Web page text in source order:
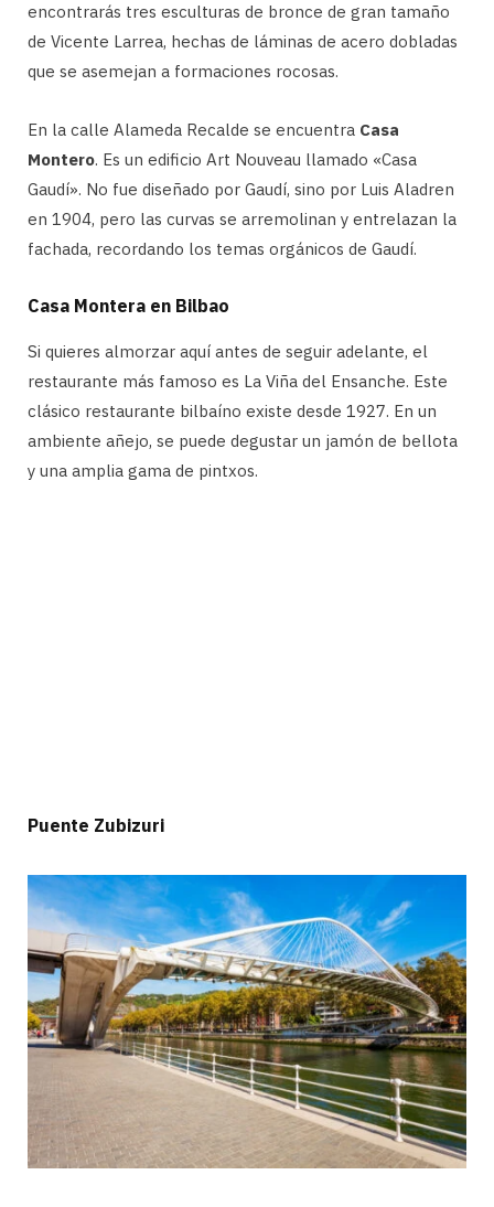
encontrarás tres esculturas de bronce de gran tamaño
de Vicente Larrea, hechas de láminas de acero dobladas
que se asemejan a formaciones rocosas.
En la calle Alameda Recalde se encuentra Casa
Montero. Es un edificio Art Nouveau llamado «Casa
Gaudí». No fue diseñado por Gaudí, sino por Luis Aladren
en 1904, pero las curvas se arremolinan y entrelazan la
fachada, recordando los temas orgánicos de Gaudí.
Casa Montera en Bilbao
Si quieres almorzar aquí antes de seguir adelante, el
restaurante más famoso es La Viña del Ensanche. Este
clásico restaurante bilbaíno existe desde 1927. En un
ambiente añejo, se puede degustar un jamón de bellota
y una amplia gama de pintxos.
Puente Zubizuri